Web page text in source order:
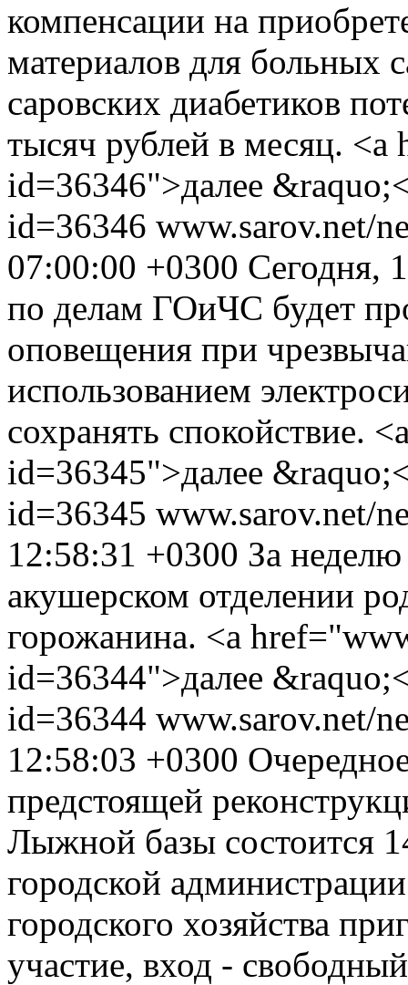
компенсации на
материалов для больных
саровских диабетиков
тысяч рублей в месяц.
id=36346">далее
id=36346 www.sarov.net/
07:00:00 +0300 Сегодня,
по делам ГОиЧС будет
оповещения при
использованием
сохранять спокойствие.
id=36345">далее
id=36345 www.sarov.net/
12:58:31 +0300 За
акушерском отделении
горожанина. <a
id=36344">далее
id=36344 www.sarov.net/
12:58:03 +0300
предстоящей
Лыжной базы состоится
городской
городского хозяйства
участие, вход -